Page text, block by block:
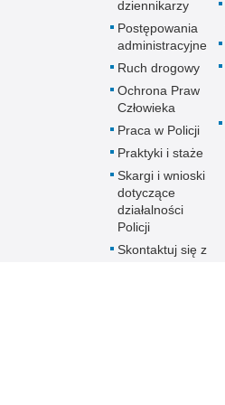
dziennikarzy
Postępowania
administracyjne
Ruch drogowy
Ochrona Praw
Człowieka
Praca w Policji
Praktyki i staże
Skargi i wnioski
dotyczące
działalności
Policji
Skontaktuj się z